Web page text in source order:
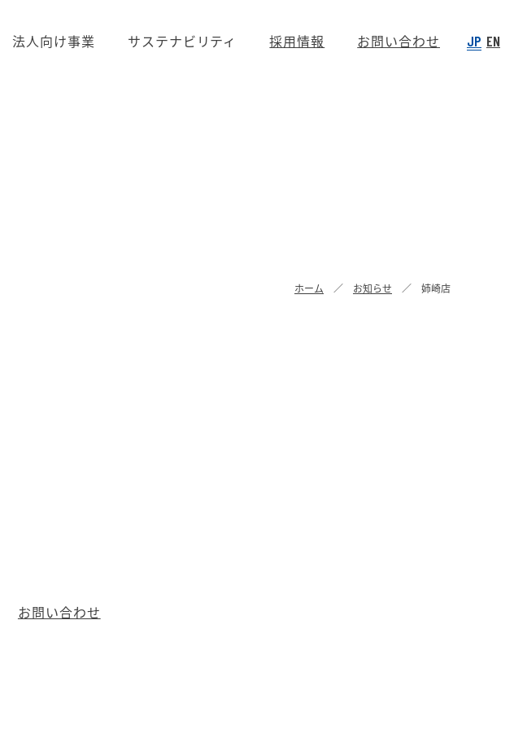
法人向け事業 サステナビリティ 採用情報 お問い合わせ JP EN
ホーム お知らせ 姉崎店
お問い合わせ